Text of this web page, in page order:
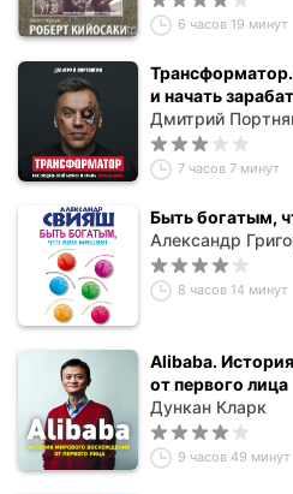
6 часов 19 минут
Трансформатор.
и начать
Дмитрий
7 часов 7 минут
Быть богатым,
Александр
8 часов 14 минут
Alibaba.
от первого лица
Дункан Кларк
9 часов 49 минут